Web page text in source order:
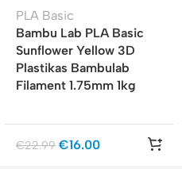
PLA Basic
Bambu Lab PLA Basic
Sunflower Yellow 3D
Plastikas Bambulab
Filament 1.75mm 1kg
€22.99 €16.00